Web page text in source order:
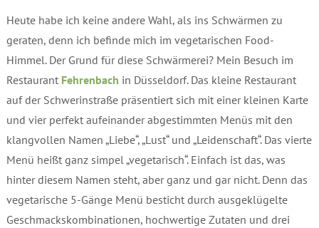
Heute habe ich keine andere Wahl, als ins Schwärmen zu
geraten, denn ich befinde mich im vegetarischen Food-
Himmel. Der Grund für diese Schwärmerei? Mein Besuch im
Restaurant Fehrenbach in Düsseldorf. Das kleine Restaurant
auf der Schwerinstraße präsentiert sich mit einer kleinen Karte
und vier perfekt aufeinander abgestimmten Menüs mit den
klangvollen Namen „Liebe“, „Lust“ und „Leidenschaft“. Das vierte
Menü heißt ganz simpel „vegetarisch“. Einfach ist das, was
hinter diesem Namen steht, aber ganz und gar nicht. Denn das
vegetarische 5-Gänge Menü besticht durch ausgeklügelte
Geschmackskombinationen, hochwertige Zutaten und drei